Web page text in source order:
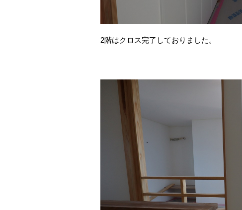
2階はクロス完了しておりました。